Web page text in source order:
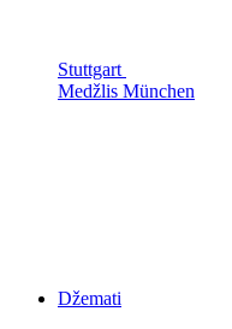
Stuttgart
Medžlis München
Džemati